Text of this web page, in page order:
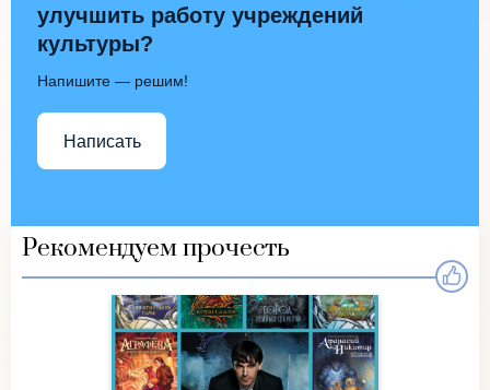
улучшить работу учреждений
культуры?
Напишите — решим!
Написать
Рекомендуем прочесть